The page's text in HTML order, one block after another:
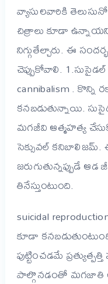
వ్యాసులవారికి
చిత్రాలు కూడా ఉన్నాయని
నిగ్గుతేల్చారు. ఈ
చెప్పుకోవాలి. 1.సుసైడల్
cannibalism . కొన్ని
కనబడుతున్నాయి.
మగజీవి ఆత్మహత్య
సెక్సువల్ కనిబాలిజమ్.
జరుగుతున్నప్పుడే
తినేస్తుంటుంది.
suicidal
కూడా
పుట్టించడమే
పాల్గొనడంతో మగజాతి